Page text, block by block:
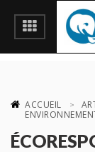
ACCUEIL